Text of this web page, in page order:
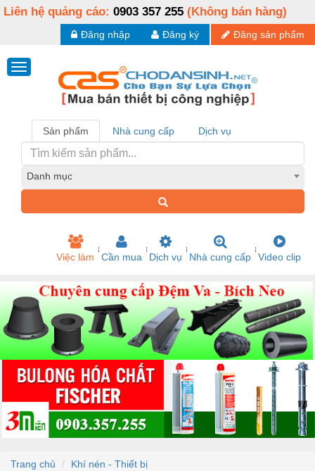
Liên hệ quảng cáo: 0903 357 255 (Không bán hàng)
Đăng sản phẩm
Đăng ký
Đăng nhập
Sản phẩm Nhà cung cấp Dịch vụ
Danh mục
Việc làm Cần mua Dịch vụ Nhà cung cấp Video clip
Trang chủ
Khí nén - Thiết bị